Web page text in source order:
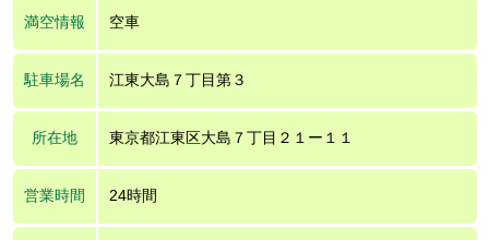
満空情報 空車
駐車場名 江東大島７丁目第３
所在地 東京都江東区大島７丁目２１ー１１
営業時間 24時間